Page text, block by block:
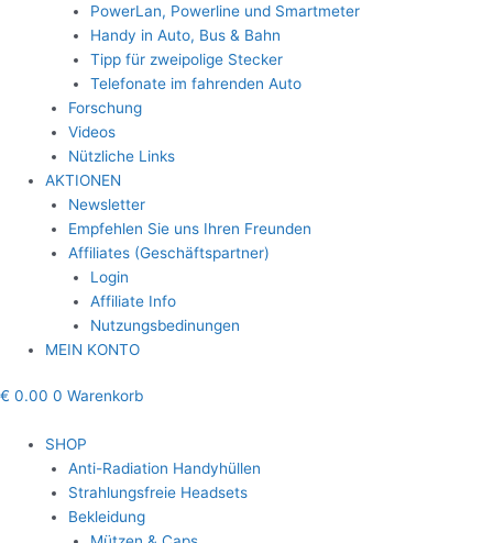
PowerLan, Powerline und Smartmeter
Handy in Auto, Bus & Bahn
Tipp für zweipolige Stecker
Telefonate im fahrenden Auto
Forschung
Videos
Nützliche Links
AKTIONEN
Newsletter
Empfehlen Sie uns Ihren Freunden
Affiliates (Geschäftspartner)
Login
Affiliate Info
Nutzungsbedinungen
MEIN KONTO
€ 0.00 0 Warenkorb
SHOP
Anti-Radiation Handyhüllen
Strahlungsfreie Headsets
Bekleidung